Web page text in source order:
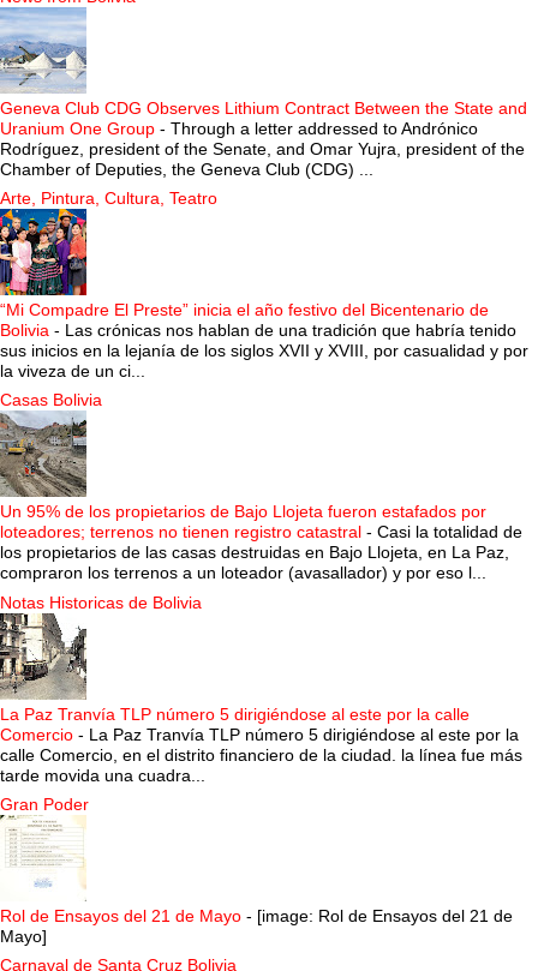
Geneva Club CDG Observes Lithium Contract Between the State and
Uranium One Group - Through a letter addressed to Andrónico
Rodríguez, president of the Senate, and Omar Yujra, president of the
Chamber of Deputies, the Geneva Club (CDG) ...
Arte, Pintura, Cultura, Teatro
“Mi Compadre El Preste” inicia el año festivo del Bicentenario de
Bolivia - Las crónicas nos hablan de una tradición que habría tenido
sus inicios en la lejanía de los siglos XVII y XVIII, por casualidad y por
la viveza de un ci...
Casas Bolivia
Un 95% de los propietarios de Bajo Llojeta fueron estafados por
loteadores; terrenos no tienen registro catastral - Casi la totalidad de
los propietarios de las casas destruidas en Bajo Llojeta, en La Paz,
compraron los terrenos a un loteador (avasallador) y por eso l...
Notas Historicas de Bolivia
La Paz Tranvía TLP número 5 dirigiéndose al este por la calle
Comercio - La Paz Tranvía TLP número 5 dirigiéndose al este por la
calle Comercio, en el distrito financiero de la ciudad. la línea fue más
tarde movida una cuadra...
Gran Poder
Rol de Ensayos del 21 de Mayo - [image: Rol de Ensayos del 21 de
Mayo]
Carnaval de Santa Cruz Bolivia